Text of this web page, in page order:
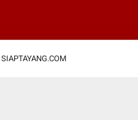
SIAPTAYANG.COM